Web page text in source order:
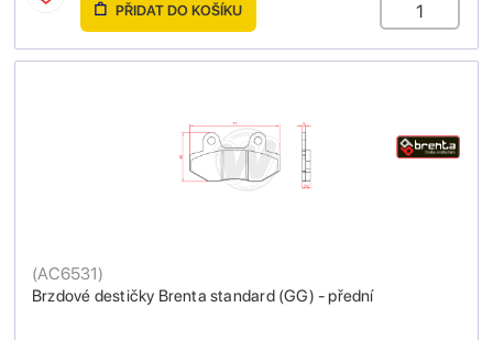
PŘIDAT DO KOŠÍKU
Brzdové destičky Brenta standard (GG) - přední
(AC6531)